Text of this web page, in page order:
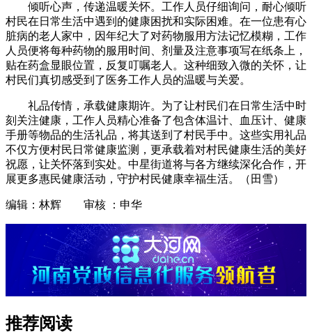
倾听心声，传递温暖关怀。工作人员仔细询问，耐心倾听
村民在日常生活中遇到的健康困扰和实际困难。在一位患有心
脏病的老人家中，因年纪大了对药物服用方法记忆模糊，工作
人员便将每种药物的服用时间、剂量及注意事项写在纸条上，
贴在药盒显眼位置，反复叮嘱老人。这种细致入微的关怀，让
村民们真切感受到了医务工作人员的温暖与关爱。
礼品传情，承载健康期许。为了让村民们在日常生活中时
刻关注健康，工作人员精心准备了包含体温计、血压计、健康
手册等物品的生活礼品，将其送到了村民手中。这些实用礼品
不仅方便村民日常健康监测，更承载着对村民健康生活的美好
祝愿，让关怀落到实处。中星街道将与各方继续深化合作，开
展更多惠民健康活动，守护村民健康幸福生活。（田雪）
编辑：林辉 审核 ：申华
推荐阅读